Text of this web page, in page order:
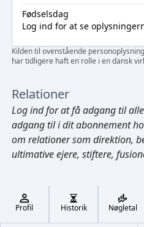
Cmd/Ctrl + K
Fødselsdag
Log ind for at se
Kilden til ovenstående
har tidligere haft en rolle i en dansk
Relationer
Log indfor at få adgang til
adgang til i dit abonnement
om relationer som direktion,
ultimative ejere, stiftere,
Profil Historik Nøgletal